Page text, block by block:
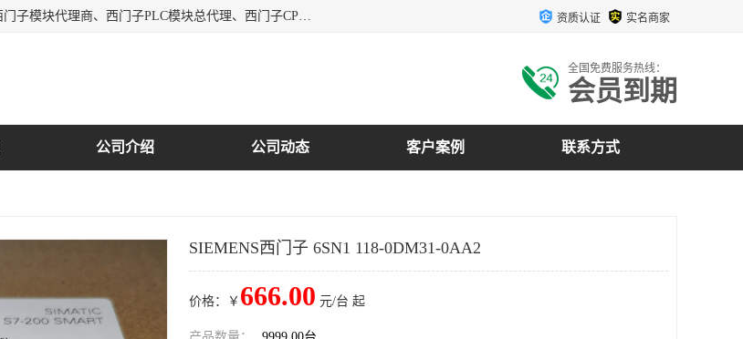
上海诗幕自动化设备有限公司是一家西门子授权分销商；主要负责：德国西门子模块代理商、西门子PLC模块总代理、西门子CPU模块代理商、西门子电缆代理、西门子触摸屏变频器总代理等专销售西门子各系列产品；实体公司，诚信经营，价格优势，品质保证，库存量大，供应！ 资质认证 实名商家
全国免费服务热线：
会员到期
公司介绍 公司动态 客户案例 联系方式
SIEMENS西门子 6SN1 118-0DM31-0AA2
价格：￥ 666.00 元/台 起